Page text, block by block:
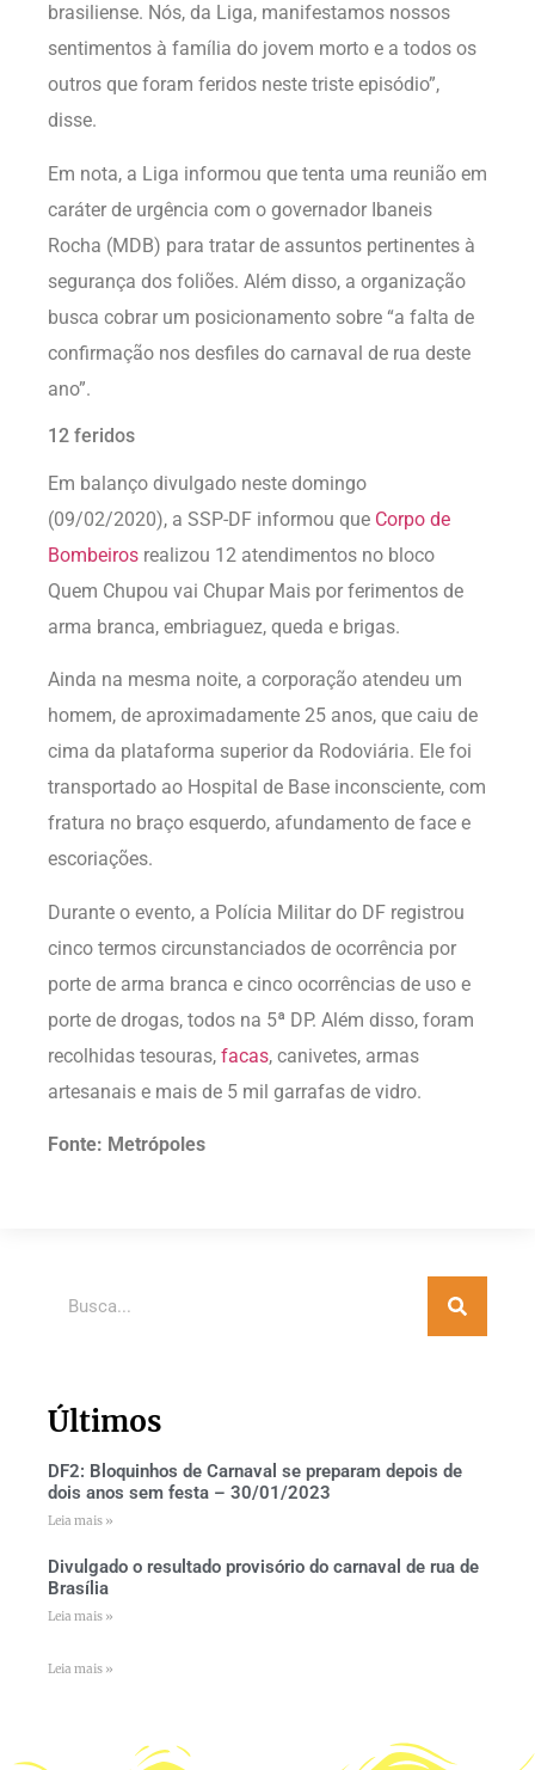
brasiliense. Nós, da Liga, manifestamos nossos
sentimentos à família do jovem morto e a todos os
outros que foram feridos neste triste episódio”,
disse.
Em nota, a Liga informou que tenta uma reunião em
caráter de urgência com o governador Ibaneis
Rocha (MDB) para tratar de assuntos pertinentes à
segurança dos foliões. Além disso, a organização
busca cobrar um posicionamento sobre “a falta de
confirmação nos desfiles do carnaval de rua deste
ano”.
12 feridos
Em balanço divulgado neste domingo
(09/02/2020), a SSP-DF informou que Corpo de
Bombeiros realizou 12 atendimentos no bloco
Quem Chupou vai Chupar Mais por ferimentos de
arma branca, embriaguez, queda e brigas.
Ainda na mesma noite, a corporação atendeu um
homem, de aproximadamente 25 anos, que caiu de
cima da plataforma superior da Rodoviária. Ele foi
transportado ao Hospital de Base inconsciente, com
fratura no braço esquerdo, afundamento de face e
escoriações.
Durante o evento, a Polícia Militar do DF registrou
cinco termos circunstanciados de ocorrência por
porte de arma branca e cinco ocorrências de uso e
porte de drogas, todos na 5ª DP. Além disso, foram
recolhidas tesouras, facas, canivetes, armas
artesanais e mais de 5 mil garrafas de vidro.
Fonte: Metrópoles
Últimos
DF2: Bloquinhos de Carnaval se preparam depois de
dois anos sem festa – 30/01/2023
Leia mais »
Divulgado o resultado provisório do carnaval de rua de
Brasília
Leia mais »
Leia mais »